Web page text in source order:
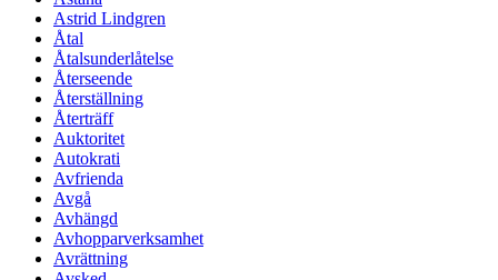
Astrid Lindgren
Åtal
Åtalsunderlåtelse
Återseende
Återställning
Återträff
Auktoritet
Autokrati
Avfrienda
Avgå
Avhängd
Avhopparverksamhet
Avrättning